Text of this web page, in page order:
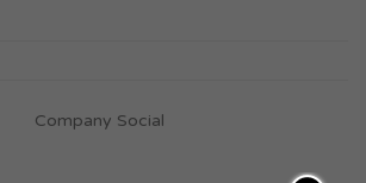
Company Social